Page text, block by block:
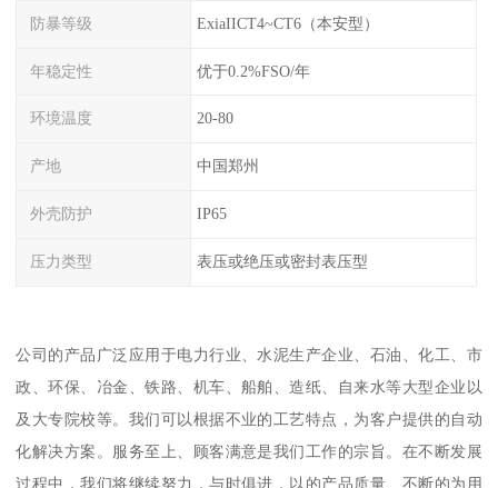
防暴等级 ExiaIICT4~CT6（本安型）
年稳定性 优于0.2%FSO/年
环境温度 20-80
产地 中国郑州
外壳防护 IP65
压力类型 表压或绝压或密封表压型
公司的产品广泛应用于电力行业、水泥生产企业、石油、化工、市
政、环保、冶金、铁路、机车、船舶、造纸、自来水等大型企业以
及大专院校等。我们可以根据不业的工艺特点，为客户提供的自动
化解决方案。服务至上、顾客满意是我们工作的宗旨。在不断发展
过程中，我们将继续努力，与时俱进，以的产品质量、不断的为用